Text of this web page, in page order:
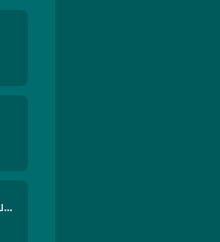
Я никогда тебя брошу никогда не кину